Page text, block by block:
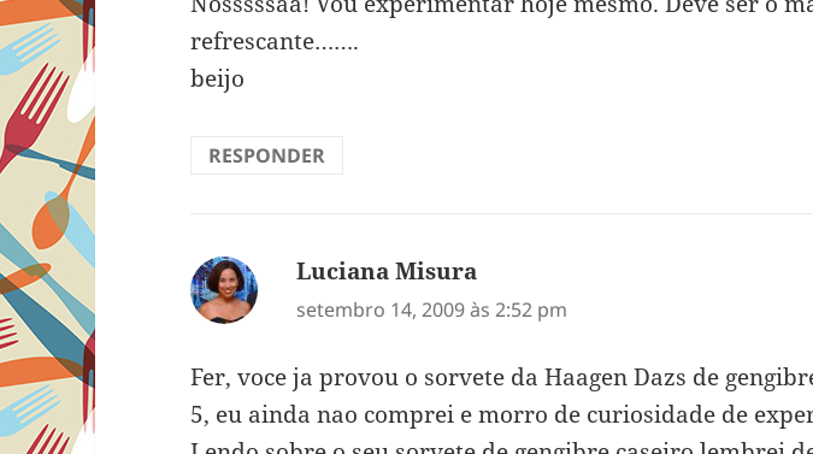
refrescante…….
beijo
RESPONDER
Luciana Misura
setembro 14, 2009 às 2:52 pm
Fer, voce ja provou o sorvete da Haagen Dazs de
5, eu ainda nao comprei e morro de curiosidade de